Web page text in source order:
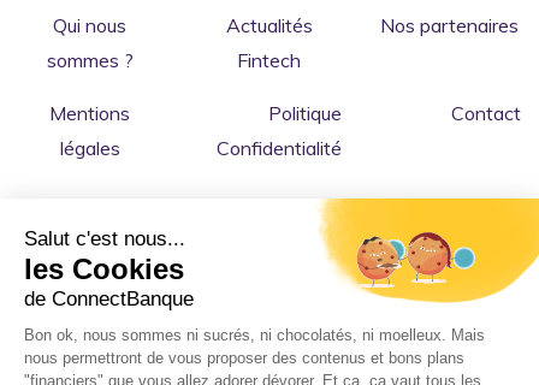
Qui nous
sommes ?
Actualités
Fintech
Nos partenaires
Mentions
légales
Politique
Confidentialité
Contact
Copyright © 2026 ConnectBanque: le comparateur
Salut c'est nous...
les Cookies
de ConnectBanque
Bon ok, nous sommes ni sucrés, ni chocolatés, ni moelleux. Mais
nous permettront de vous proposer des contenus et bons plans
"financiers" que vous allez adorer dévorer. Et ça, ça vaut tous les